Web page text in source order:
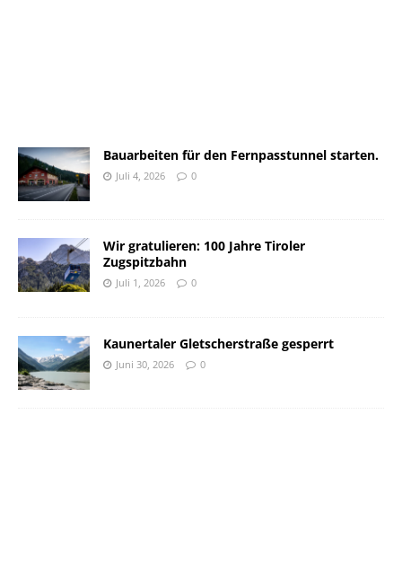
Bauarbeiten für den Fernpasstunnel starten.
Juli 4, 2026 0
Wir gratulieren: 100 Jahre Tiroler
Zugspitzbahn
Juli 1, 2026 0
Kaunertaler Gletscherstraße gesperrt
Juni 30, 2026 0